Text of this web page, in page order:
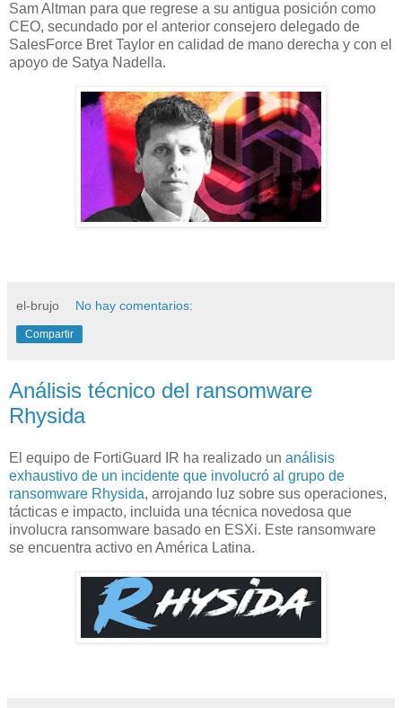
Sam Altman para que regrese a su antigua posición como
CEO, secundado por el anterior consejero delegado de
SalesForce Bret Taylor en calidad de mano derecha y con el
apoyo de Satya Nadella.
el-brujo No hay comentarios:
Compartir
Análisis técnico del ransomware
Rhysida
El equipo de FortiGuard IR ha realizado un análisis
exhaustivo de un incidente que involucró al grupo de
ransomware Rhysida, arrojando luz sobre sus operaciones,
tácticas e impacto, incluida una técnica novedosa que
involucra ransomware basado en ESXi. Este ransomware
se encuentra activo en América Latina.